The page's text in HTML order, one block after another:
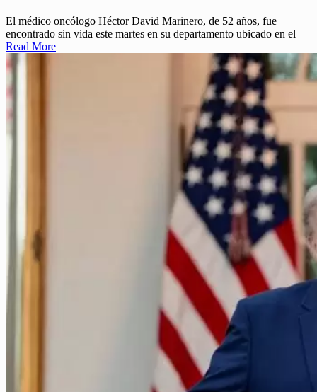
El médico oncólogo Héctor David Marinero, de 52 años, fue
encontrado sin vida este martes en su departamento ubicado en el
Read More